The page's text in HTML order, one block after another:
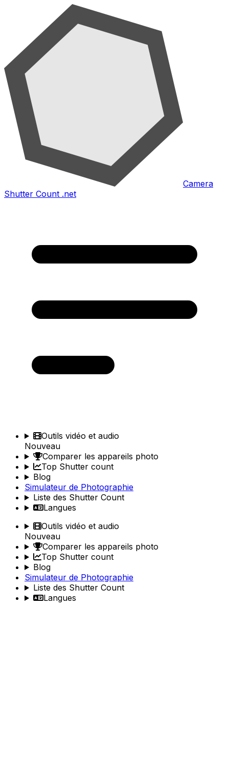
Camera
Shutter Count .net
Outils vidéo et audio
Nouveau
Comparer les appareils photo
Top Shutter count
Blog
Simulateur de Photographie
Liste des Shutter Count
Langues
Outils vidéo et audio
Nouveau
Comparer les appareils photo
Top Shutter count
Blog
Simulateur de Photographie
Liste des Shutter Count
Langues